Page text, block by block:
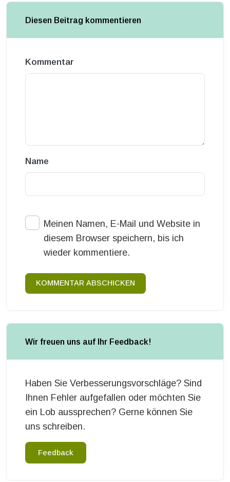
Diesen Beitrag kommentieren
Kommentar
Name
Meinen Namen, E-Mail und Website in
diesem Browser speichern, bis ich
wieder kommentiere.
KOMMENTAR ABSCHICKEN
Wir freuen uns auf Ihr Feedback!
Haben Sie Verbesserungsvorschläge? Sind
Ihnen Fehler aufgefallen oder möchten Sie
ein Lob aussprechen? Gerne können Sie
uns schreiben.
Feedback